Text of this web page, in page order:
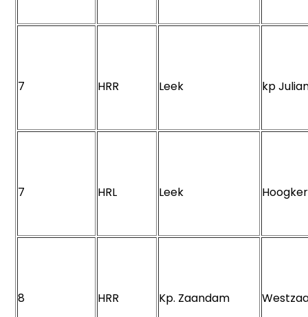
7 HRR Leek kp
7 HRL Leek
8 HRR Kp. Zaandam